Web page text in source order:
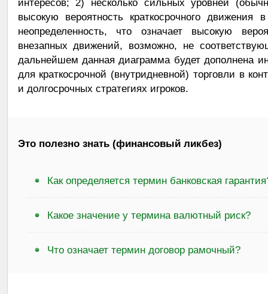
Это полезно знать (финансовый ликбез)
Как определяется термин банковская
Какое значение у термина валютный риск?
Что означает термин договор рамочный?